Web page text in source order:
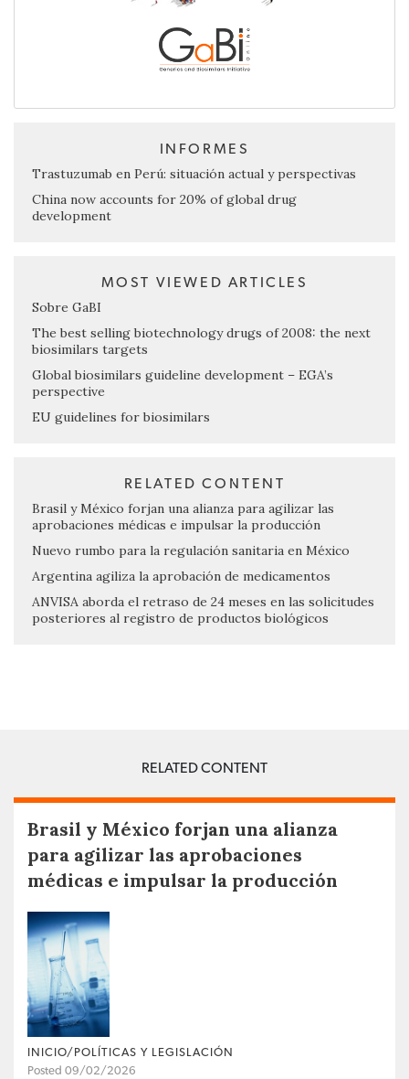
INFORMES
Trastuzumab en Perú: situación actual y perspectivas
China now accounts for 20% of global drug
development
MOST VIEWED ARTICLES
Sobre GaBI
The best selling biotechnology drugs of 2008: the next
biosimilars targets
Global biosimilars guideline development – EGA’s
perspective
EU guidelines for biosimilars
RELATED CONTENT
Brasil y México forjan una alianza para agilizar las
aprobaciones médicas e impulsar la producción
Nuevo rumbo para la regulación sanitaria en México
Argentina agiliza la aprobación de medicamentos
ANVISA aborda el retraso de 24 meses en las solicitudes
posteriores al registro de productos biológicos
RELATED CONTENT
Brasil y México forjan una alianza
para agilizar las aprobaciones
médicas e impulsar la producción
INICIO/POLÍTICAS Y LEGISLACIÓN
Posted 09/02/2026